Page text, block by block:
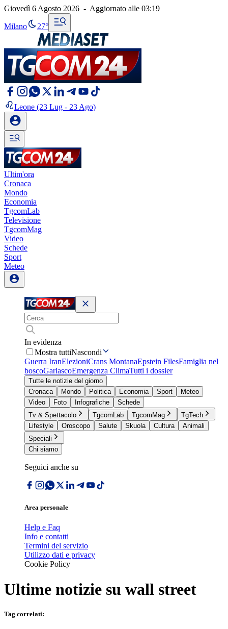
Giovedì 6 Agosto 2026 - Aggiornato alle 03:19
Milano 27°
Leone (23 Lug - 23 Ago)
Ultim'ora
Cronaca
Mondo
Economia
TgcomLab
Televisione
TgcomMag
Video
Schede
Sport
Meteo
In evidenza
Mostra tuttiNascondi
Guerra IranElezioniCrans MontanaEpstein FilesFamiglia nel
boscoGarlascoEmergenza ClimaTutti i dossier
Tutte le notizie del giorno
Cronaca
Mondo Politica Economia Sport
Meteo
Video
Foto Infografiche
Schede
Tv & Spettacolo
TgcomLab TgcomMag
TgTech
Lifestyle
Oroscopo Salute Skuola Cultura
Animali
Speciali
Chi siamo
Seguici anche su
Area personale
Help e Faq
Info e contatti
Termini del servizio
Utilizzo dati e privacy
Cookie Policy
Ultime notizie su wall street
Tag correlati: